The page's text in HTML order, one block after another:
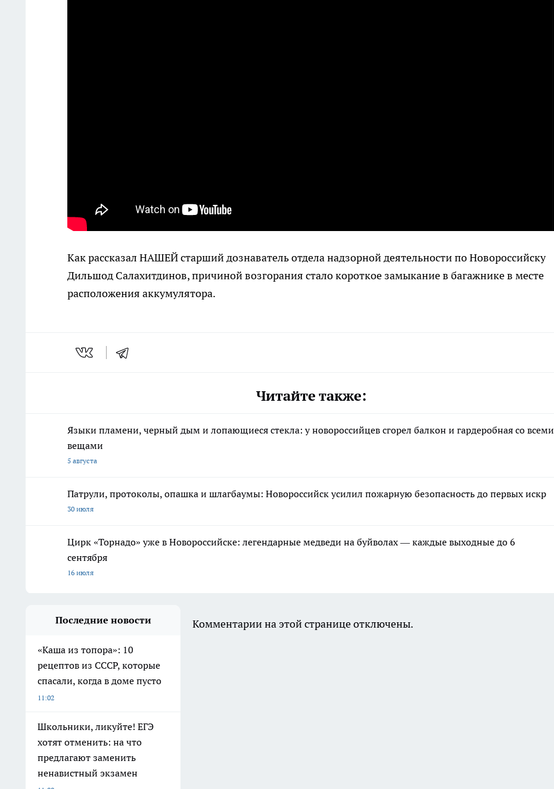
Как рассказал НАШЕЙ старший дознаватель отдела надзорной деятельности по Новороссийску
Дильшод Салахитдинов, причиной возгорания стало короткое замыкание в багажнике в месте
расположения аккумулятора.
Читайте также:
Языки пламени, черный дым и лопающиеся стекла: у новороссийцев сгорел балкон и гардеробная со всеми
вещами
5 августа
Патрули, протоколы, опашка и шлагбаумы: Новороссийск усилил пожарную безопасность до первых искр
30 июля
Цирк «Торнадо» уже в Новороссийске: легендарные медведи на буйволах — каждые выходные до 6
сентября
16 июля
Последние новости
«Каша из топора»: 10
рецептов из СССР, которые
спасали, когда в доме пусто
11:02
Школьники, ликуйте! ЕГЭ
хотят отменить: на что
предлагают заменить
ненавистный экзамен
Комментарии на этой странице отключены.